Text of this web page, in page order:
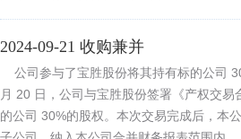
2024-09-21 收购兼并
公司参与了宝胜股份将其持有标的公司
月 20 日，公司与宝胜股份签署《产权交
的公司 30%的股权。本次交易完成后，本